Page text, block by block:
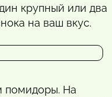
крупный или два
на ваш вкус.
помидоры. На